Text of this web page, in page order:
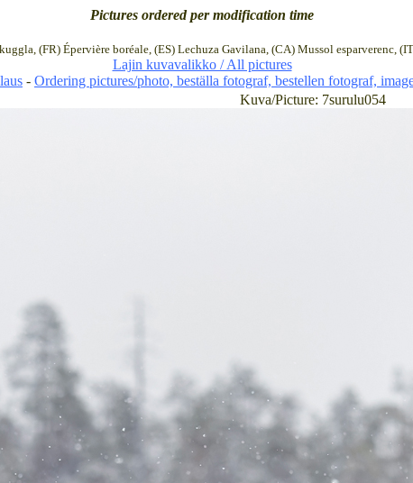
Pictures ordered per modification time
(FR) Épervière boréale, (ES) Lechuza Gavilana, (CA) Mussol esparverenc,
Lajin kuvavalikko / All pictures
- Ordering pictures/photo, beställa fotograf, bestellen fotograf,
Kuva/Picture: 7surulu054